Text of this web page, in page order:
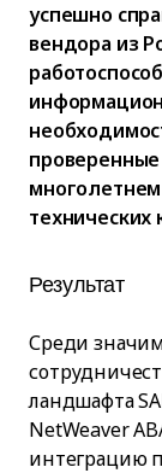
успешно
вендора из
технических
Результат
Среди
ландшафта
NetWeaver
интеграцию